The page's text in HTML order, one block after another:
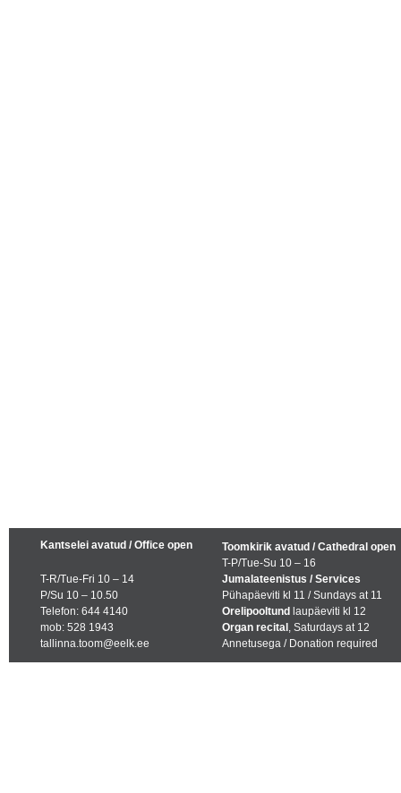
Kantselei avatud / Office open
T-R/Tue-Fri 10 – 14
P/Su 10 – 10.50
Telefon: 644 4140
mob: 528 1943
tallinna.toom@eelk.ee
Toomkirik avatud / Cathedral open
T-P/Tue-Su 10 – 16
Jumalateenistus / Services
Pühapäeviti kl 11 / Sundays at 11
Orelipooltund laupäeviti kl 12
Organ recital , Saturdays at 12
Annetusega / Donation required